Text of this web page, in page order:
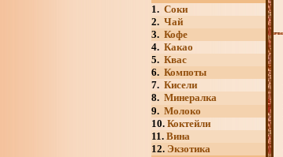
1. Соки
2. Чай
3. Кофе
4. Какао
5. Квас
6. Компоты
7. Кисели
8. Минералка
9. Молоко
10. Коктейли
11. Вина
12. Экзотика